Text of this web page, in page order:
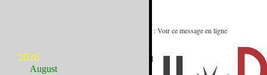
Etre juré dans un procès aux Etats-Unis : Voir ce message en ligne
2026
August